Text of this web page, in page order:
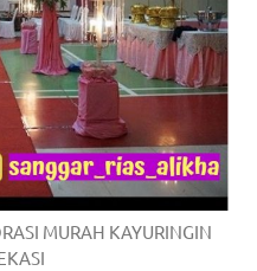
MURAH KAYURINGIN